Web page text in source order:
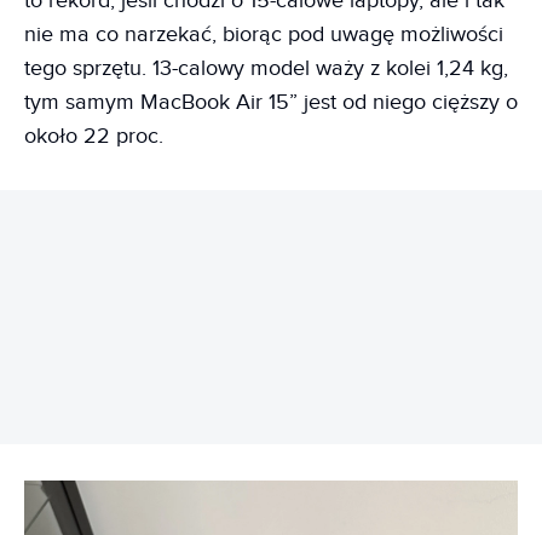
nie ma co narzekać, biorąc pod uwagę możliwości
tego sprzętu. 13-calowy model waży z kolei 1,24 kg,
tym samym MacBook Air 15” jest od niego cięższy o
około 22 proc.